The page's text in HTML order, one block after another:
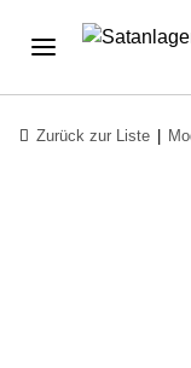
Zurück zur Liste